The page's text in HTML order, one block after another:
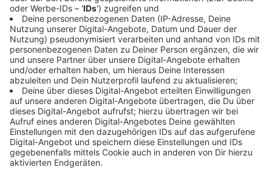
wurde, war es zuletzt in einem Container
untergebracht. Aktuell läuft ein
Architektenwettbewerb für ein neues
Bahnhofsgebäude. Leverkusener konnten vorab ihre
Wünsche dazu äußern. Das Ergebnis: die Menschen bei
uns in der Stadt wünschen sich ein schickes,
barrierefreies, helles Gebäude mit überdachten
Warteplätzen, persönlicher Beratung und einem Kiosk
und kleineren Geschäften. Ob und wann das neue
Bahnhofsgebäude gebaut wird ist noch unklar.
Anzeige